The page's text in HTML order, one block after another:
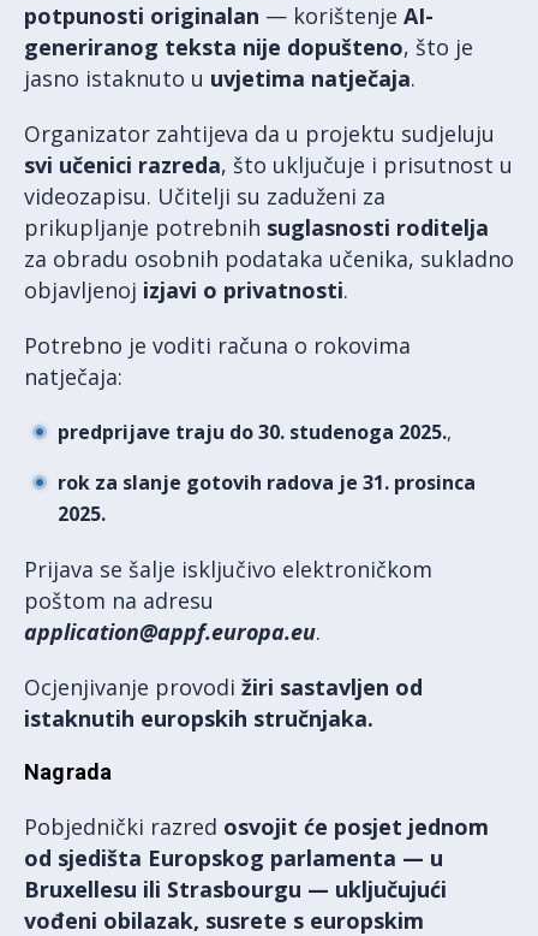
potpunosti originalan — korištenje AI-
generiranog teksta nije dopušteno, što je
jasno istaknuto u uvjetima natječaja.
Organizator zahtijeva da u projektu sudjeluju
svi učenici razreda, što uključuje i prisutnost u
videozapisu. Učitelji su zaduženi za
prikupljanje potrebnih suglasnosti roditelja
za obradu osobnih podataka učenika, sukladno
objavljenoj izjavi o privatnosti.
Potrebno je voditi računa o rokovima
natječaja:
predprijave traju do 30. studenoga 2025.,
rok za slanje gotovih radova je 31. prosinca
2025.
Prijava se šalje isključivo elektroničkom
poštom na adresu
application@appf.europa.eu.
Ocjenjivanje provodi žiri sastavljen od
istaknutih europskih stručnjaka.
Nagrada
Pobjednički razred osvojit će posjet jednom
od sjedišta Europskog parlamenta — u
Bruxellesu ili Strasbourgu — uključujući
vođeni obilazak, susrete s europskim